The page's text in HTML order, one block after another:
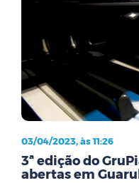
03/04/2023, às 11:26
3ª edição do
abertas em